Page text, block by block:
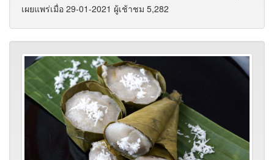
เผยแพร่เมื่อ 29-01-2021 ผู้เช้าชม 5,282